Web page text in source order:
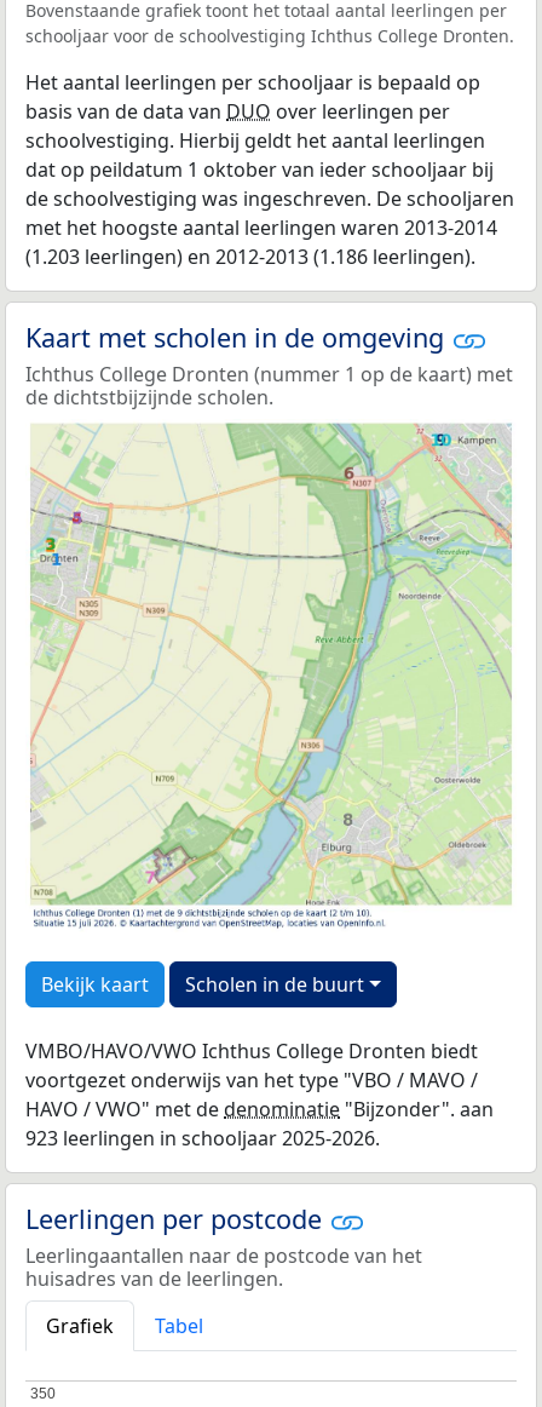
Bovenstaande grafiek toont het totaal aantal leerlingen per
schooljaar voor de schoolvestiging Ichthus College Dronten.
Het aantal leerlingen per schooljaar is bepaald op
basis van de data van DUO over leerlingen per
schoolvestiging. Hierbij geldt het aantal leerlingen
dat op peildatum 1 oktober van ieder schooljaar bij
de schoolvestiging was ingeschreven. De schooljaren
met het hoogste aantal leerlingen waren 2013-2014
(1.203 leerlingen) en 2012-2013 (1.186 leerlingen).
Kaart met scholen in de omgeving
Ichthus College Dronten (nummer 1 op de kaart) met
de dichtstbijzijnde scholen.
Bekijk kaart Scholen in de buurt
VMBO/HAVO/VWO Ichthus College Dronten biedt
voortgezet onderwijs van het type "VBO / MAVO /
HAVO / VWO" met dedenominatie "Bijzonder". aan
923 leerlingen in schooljaar 2025-2026.
Leerlingen per postcode
Leerlingaantallen naar de postcode van het
huisadres van de leerlingen.
Grafiek
Tabel
350
350